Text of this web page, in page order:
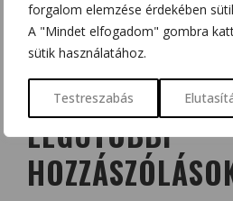
forgalom elemzése érdekében
A "Mindet elfogadom" gombra
sütik használatához.
Testreszabás
LEGUTÓBBI